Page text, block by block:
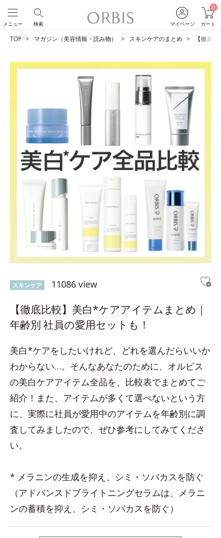
マイページ
0
カート
検索
メニュー
TOP マガジン（美容情報・読み物） スキンケアのまとめ 【徹底
スキンケア 11086 view
【徹底比較】美白*ケアアイテムまとめ｜
年齢別 社員の愛用セットも！
美白*ケアをしたいけれど、どれを選んだらいいか
わからない…。そんなあなたのために、オルビス
の美白ケアアイテム全品を、比較表でまとめてご
紹介！また、アイテムが多くて選べないという方
に、実際に社員が愛用中のアイテムを年齢別に調
査してみましたので、ぜひ参考にしてみてくださ
い。
* メラニンの生成を抑え、シミ・ソバカスを防ぐ
（アドバンスドブライトニングセラムは、メラニ
ンの蓄積を抑え、シミ・ソバカスを防ぐ）